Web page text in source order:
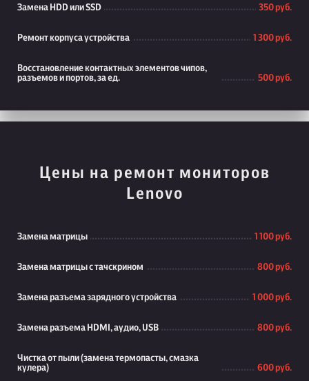
Замена HDD или SSD 350 руб.
Ремонт корпуса устройства 1 300 руб.
Восстановление контактных элементов чипов,
разъемов и портов, за ед.
500 руб.
Цены на ремонт мониторов
Lenovo
Замена матрицы 1 100 руб.
Замена матрицы с тачскрином 800 руб.
Замена разъема зарядного устройства 1 000 руб.
Замена разъема HDMI, аудио, USB 800 руб.
Чистка от пыли (замена термопасты, смазка
кулера)
600 руб.